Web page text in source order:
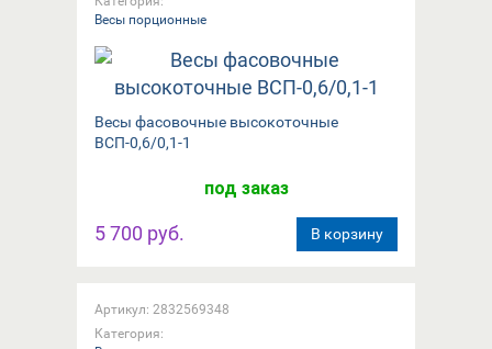
Весы порционные
Весы фасовочные высокоточные
ВСП-0,6/0,1-1
под заказ
5 700 руб. В корзину
Артикул: 2832569348
Категория: